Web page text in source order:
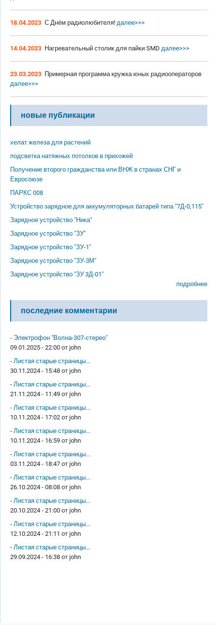
18.04.2023 С Днём радиолюбителя! далее>>>
14.04.2023 Нагревательный столик для пайки SMD далее>>>
23.03.2023 Примерная программа кружка юных радиооператоров
далее>>>
новые публикации
хелат железа для растений
подсветка натяжных потолков в прихожей
Получение второго гражданства или ВНЖ в странах СНГ и
Евросоюзе
ПАРКС 008
Устройство зарядное для аккумуляторных батарей типа "7Д-0,115"
Зарядное устройство "Ника"
Зарядное устройство "ЗУ"
Зарядное устройство "ЗУ-1"
Зарядное устройство "ЗУ-3М"
Зарядное устройство "ЗУ 3Д-01"
подробнее
последние комментарии
- Электрофон "Волна-307-стерео"
09.01.2025 - 22:00 от john
- Листая старые страницы...
30.11.2024 - 15:48 от john
- Листая старые страницы...
21.11.2024 - 11:49 от john
- Листая старые страницы...
10.11.2024 - 17:02 от john
- Листая старые страницы...
10.11.2024 - 16:59 от john
- Листая старые страницы...
03.11.2024 - 18:47 от john
- Листая старые страницы...
26.10.2024 - 08:08 от john
- Листая старые страницы...
20.10.2024 - 21:00 от john
- Листая старые страницы...
12.10.2024 - 21:11 от john
- Листая старые страницы...
29.09.2024 - 16:38 от john